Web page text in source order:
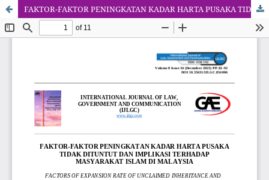
FAKTOR-FAKTOR PENINGKATAN KADAR HARTA PUSAKA TIDAK DITUNTUT DAN IMPLIKASI TERHADAP MASYARAKAT ISLAM DI MALAYSIA